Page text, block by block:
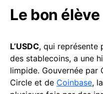
Le bon élève
L’USDC, qui représente
des stablecoins, a une
limpide. Gouvernée par
Circle et de Coinbase,